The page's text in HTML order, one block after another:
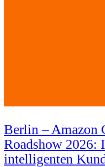
Berlin – Amazon
Roadshow 2026:
intelligenten